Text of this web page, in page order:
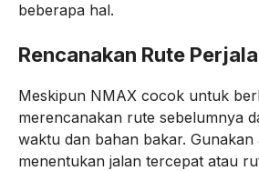
beberapa hal.
Rencanakan Rute
Meskipun NMAX cocok untuk
merencanakan rute sebelumnya
waktu dan bahan bakar.
menentukan jalan tercepat atau